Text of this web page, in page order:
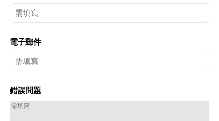
電子郵件
錯誤問題